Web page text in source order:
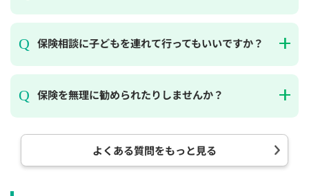
保険相談に子どもを連れて行ってもいいですか？
保険を無理に勧められたりしませんか？
よくある質問をもっと見る